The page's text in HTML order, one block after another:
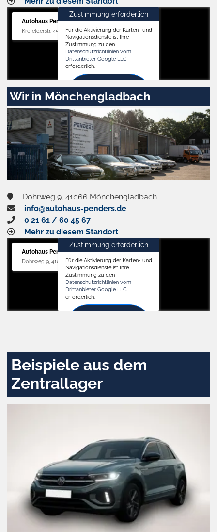
Autohaus Penders (Verkauf)
Krefelderstr. 455, 41066 Mönchengladbach
Zustimmung erforderlich
Für die Aktivierung der Karten- und
Navigationsdienste ist Ihre
Zustimmung zu den
Datenschutzrichtlinien vom
Drittanbieter Google LLC
erforderlich.
Zustimmen
und
aktivieren
Wir in Mönchengladbach
Dohrweg 9, 41066 Mönchengladbach
info@autohaus-penders.de
0 21 61 / 60 45 67
Mehr zu diesem Standort
Autohaus Penders (Service)
Dohrweg 9, 41066 Mönchengladbach
Zustimmung erforderlich
Für die Aktivierung der Karten- und
Navigationsdienste ist Ihre
Zustimmung zu den
Datenschutzrichtlinien vom
Drittanbieter Google LLC
erforderlich.
Beispiele aus dem
Zentrallager